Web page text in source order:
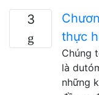
3
thực
Chúng
là
những